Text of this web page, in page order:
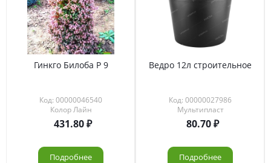
Гинкго Билоба Р 9
Код: 00000046540
Колор Лайн
431.80
Подробнее
Ведро 12л строительное
Код: 00000027986
Мультипласт
80.70
Подробнее